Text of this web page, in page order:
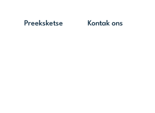
Preeksketse Kontak ons